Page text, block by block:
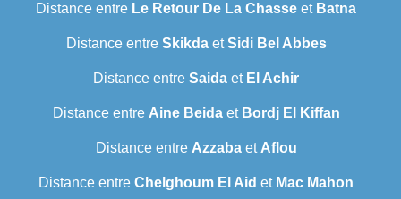
Distance entre Le Retour De La Chasse et Batna
Distance entre SkikdaetSidi Bel Abbes
Distance entre Saida et El Achir
Distance entre Aine Beidaet Bordj El Kiffan
Distance entre Azzabaet Aflou
Distance entre Chelghoum El Aid et Mac Mahon